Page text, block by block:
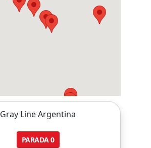
Gray Line Argentina
PARADA0